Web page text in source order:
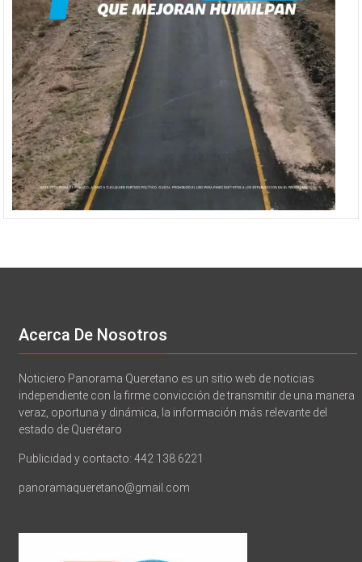
Acerca De Nosotros
Noticiero Panorama Queretano es un sitio web de noticias
independiente con la firme convicción de transmitir de una manera
veraz, oportuna y dinámica, la información más relevante del
estado de Querétaro
Publicidad y contacto: 442 138 6221
panoramaqueretano@gmail.com